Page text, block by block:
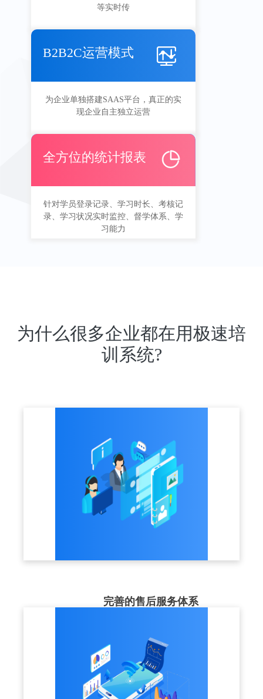
等实时传
B2B2C运营模式
为企业单独搭建SAAS平台，真正的实
现企业自主独立运营
全方位的统计报表
针对学员登录记录、学习时长、考核记
录、学习状况实时监控、督学体系、学
习能力
为什么很多企业都在用极速培
训系统?
完善的售后服务体系
7x24小时及时响应，让客户使用更加放心。